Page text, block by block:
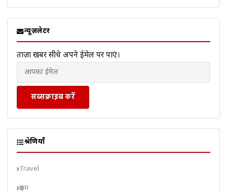
न्यूज़लेटर
ताज़ा खबरें सीधे अपने ईमेल पर पाएं।
सब्सक्राइब करें
श्रेणियाँ
Travel
क्राइम